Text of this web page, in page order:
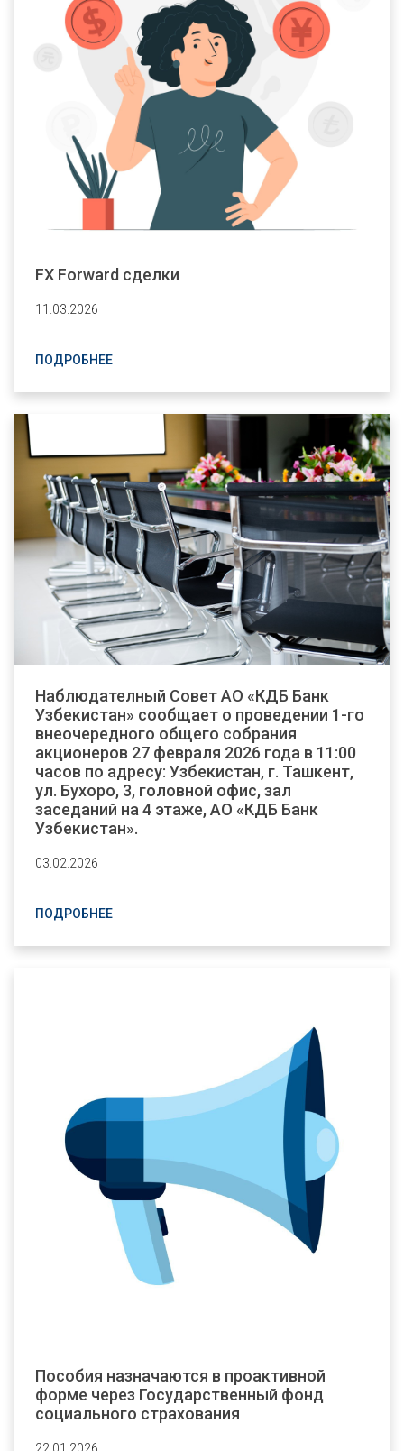
FX Forward сделки
11.03.2026
ПОДРОБНЕЕ
Наблюдателный Совет АО «КДБ Банк
Узбекистан» сообщает о проведении 1-го
внеочередного общего собрания
акционеров 27 февраля 2026 года в 11:00
часов по адресу: Узбекистан, г. Ташкент,
ул. Бухоро, 3, головной офис, зал
заседаний на 4 этаже, АО «КДБ Банк
Узбекистан».
03.02.2026
ПОДРОБНЕЕ
Пособия назначаются в проактивной
форме через Государственный фонд
социального страхования